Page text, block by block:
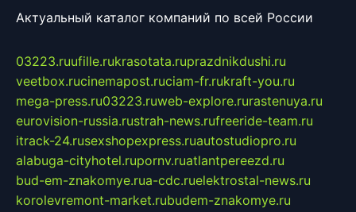
Актуальный каталог компаний по всей России
03223.ruufille.rukrasotata.ruprazdnikdushi.ru
veetbox.rucinemapost.ruciam-fr.rukraft-you.ru
mega-press.ru03223.ruweb-explore.rurastenuya.ru
eurovision-russia.rustrah-news.rufreeride-team.ru
itrack-24.rusexshopexpress.ruautostudiopro.ru
alabuga-cityhotel.rupornv.ruatlantpereezd.ru
bud-em-znakomye.rua-cdc.ruelektrostal-news.ru
korolevremont-market.rubudem-znakomye.ru